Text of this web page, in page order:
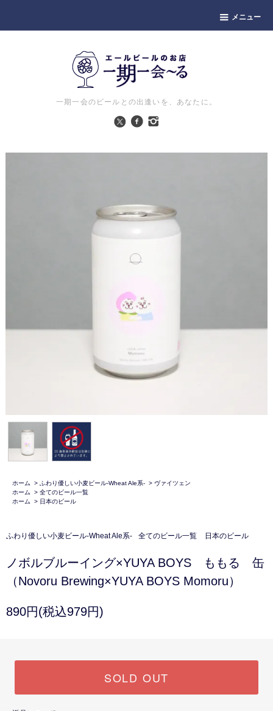
メニュー
一期一会のビールとの出逢いを、あなたに。
ホーム > ふわり優しい小麦ビール-Wheat Ale系- > ヴァイツェン
ホーム
> 全てのビール一覧
ホーム
> 日本のビール
ふわり優しい小麦ビール-Wheat Ale系- 全てのビール一覧 日本のビール
ノボルブルーイング×YUYA BOYS ももる 缶
（Novoru Brewing×YUYA BOYS Momoru）
890円(税込979円)
SOLD OUT